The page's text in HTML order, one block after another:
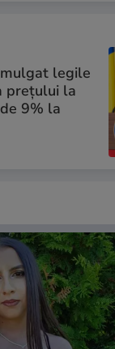
legile
prețului la
9% la